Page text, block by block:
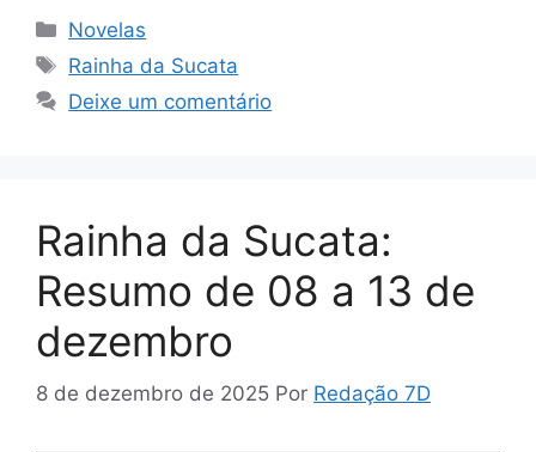
Categorias
Novelas
Tags
Rainha da Sucata
Deixe um comentário
Rainha da Sucata:
Resumo de 08 a 13 de
dezembro
8 de dezembro de 2025 Por Redação 7D